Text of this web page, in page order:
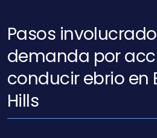
Pasos
demanda por
conducir ebrio en
Hills